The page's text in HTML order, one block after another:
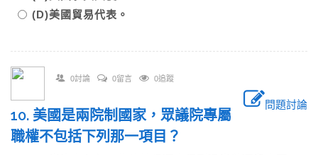
(D)美國貿易代表。
0討論 0留言 0追蹤
問題討論
10. 美國是兩院制國家，眾議院專屬
職權不包括下列那一項目？